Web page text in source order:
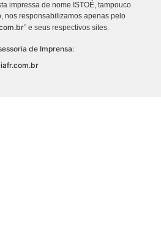
impressa de nome ISTOÉ, tampouco
nos responsabilizamos apenas pelo
” e seus respectivos sites.
de Imprensa: